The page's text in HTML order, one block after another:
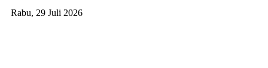
Rabu, 29 Juli 2026